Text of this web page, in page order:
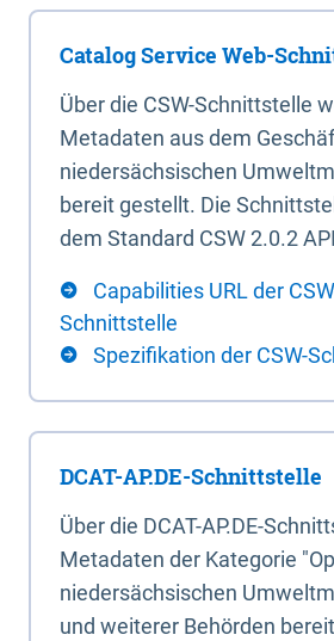
Catalog Service Web-
Über die CSW-Schnittstelle
Metadaten aus dem
niedersächsischen
bereit gestellt. Die
dem Standard CSW 2.0.2
Capabilities URL der
Schnittstelle
Spezifikation der CSW-
DCAT-AP.DE-Schnittstelle
Über die DCAT-AP.DE-
Metadaten der Kategorie
niedersächsischen
und weiterer Behörden